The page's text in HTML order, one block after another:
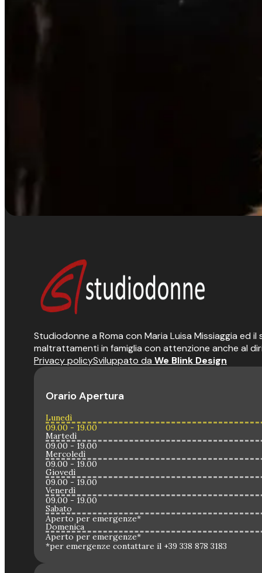
Studiodonne a Roma con Maria Luisa Missiaggia ed
maltrattamenti in famiglia con attenzione anche al
Privacy policySviluppato da We Blink Design
Orario Apertura
Lunedì
09.00 - 19.00
Martedì
09.00 - 19.00
Mercoledì
09.00 - 19.00
Giovedì
09.00 - 19.00
Venerdì
09.00 - 19.00
Sabato
Aperto per emergenze*
Domenica
Aperto per emergenze*
*per emergenze contattare il +39 338 878 3183